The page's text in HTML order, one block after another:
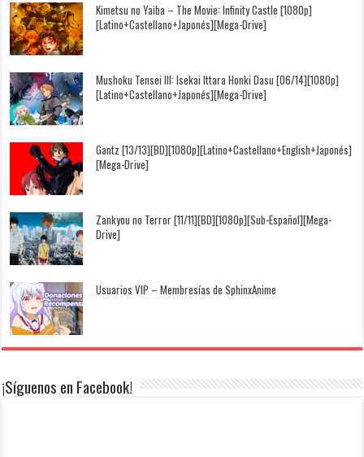
Kimetsu no Yaiba – The Movie: Infinity Castle [1080p]
[Latino+Castellano+Japonés][Mega-Drive]
Mushoku Tensei III: Isekai Ittara Honki Dasu [06/14][1080p]
[Latino+Castellano+Japonés][Mega-Drive]
Gantz [13/13][BD][1080p][Latino+Castellano+English+Japonés]
[Mega-Drive]
Zankyou no Terror [11/11][BD][1080p][Sub-Español][Mega-
Drive]
Usuarios VIP – Membresías de SphinxAnime
¡Síguenos en Facebook!